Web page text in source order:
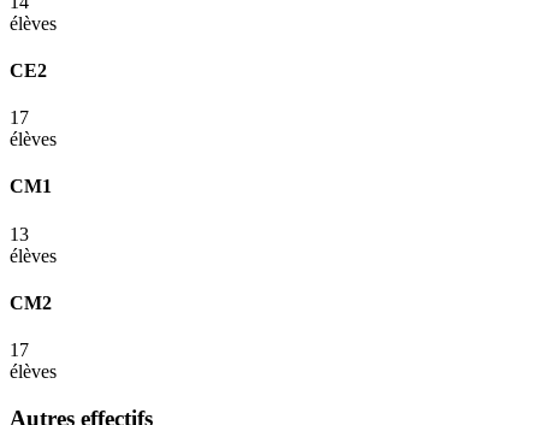
élèves
CE2
17
élèves
CM1
13
élèves
CM2
17
élèves
Autres effectifs